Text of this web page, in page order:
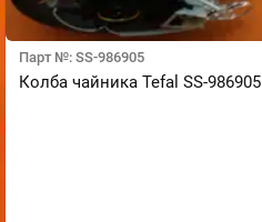
Парт №: SS-986905
Колба чайника Tefal SS-986905